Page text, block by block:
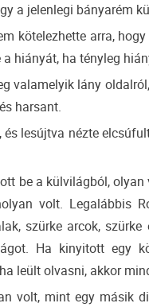
a jelenlegi bányarém
kötelezhette arra,
a hiányát, ha tényleg
valamelyik lány
harsant.
lesújtva nézte
be a külvilágból,
volt. Legalábbis
szürke arcok,
Ha kinyitott egy
leült olvasni, akkor
volt, mint egy másik